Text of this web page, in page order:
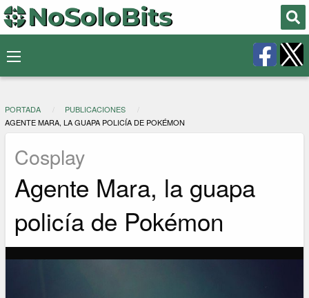
PORTADA
PUBLICACIONES
AGENTE MARA, LA GUAPA POLICÍA DE POKÉMON
Cosplay
Agente Mara, la guapa
policía de Pokémon